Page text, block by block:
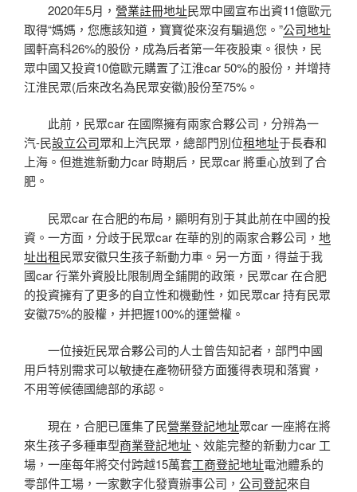
2020年5月， 營業註冊地址民眾中國宣布出資11億歐元
取得“媽媽，您應該知道，寶寶從來沒有騙過您。”公司地址
國軒高科26%的股份，成為后者第一年夜股東。很快，民
眾中國又投資10億歐元購置了江淮car 50%的股份，并增持
江淮民眾(后來改名為民眾安徽)股份至75%。
此前，民眾car 在國際擁有兩家合夥公司，分辨為一
汽-民設立公司眾和上汽民眾，總部門別位租地址于長春和
上海。但進進新動力car 時期后，民眾car 將重心放到了合
肥。
民眾car 在合肥的布局，顯明有別于其此前在中國的投
資。一方面，分歧于民眾car 在華的別的兩家合夥公司， 地
址出租民眾安徽只生孩子新動力車。另一方面，得益于我
國car 行業外資股比限制周全鋪開的政策，民眾car 在合肥
的投資擁有了更多的自立性和機動性，如民眾car 持有民眾
安徽75%的股權，并把握100%的運營權。
一位接近民眾合夥公司的人士曾告知記者，部門中國
用戶特別需求可以敏捷在產物研發方面獲得表現和落實，
不用等候德國總部的承認。
現在，合肥已匯集了民營業登記地址眾car 一座將在將
來生孩子多種車型商業登記地址 、效能完整的新動力car 工
場，一座每年將交付跨越15萬套工商登記地址電池體系的
零部件工場，一家數字化發賣辦事公司， 公司登記來自